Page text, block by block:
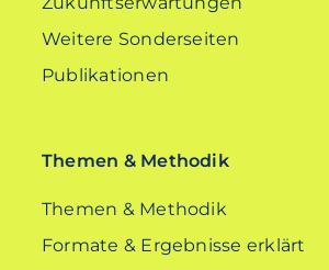
Weitere Sonderseiten
Publikationen
Themen & Methodik
Themen & Methodik
Formate & Ergebnisse erklärt